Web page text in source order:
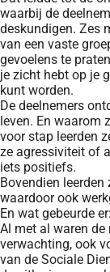
waarbij de
deskundigen. Zes
van een vaste
gevoelens te
je zicht hebt op je
kunt worden.
De deelnemers
leven. En waarom
voor stap leerden
ze agressiviteit of
iets positiefs.
Bovendien
waardoor ook
En wat gebeurde er:
Al met al waren
verwachting, ook
van de Sociale